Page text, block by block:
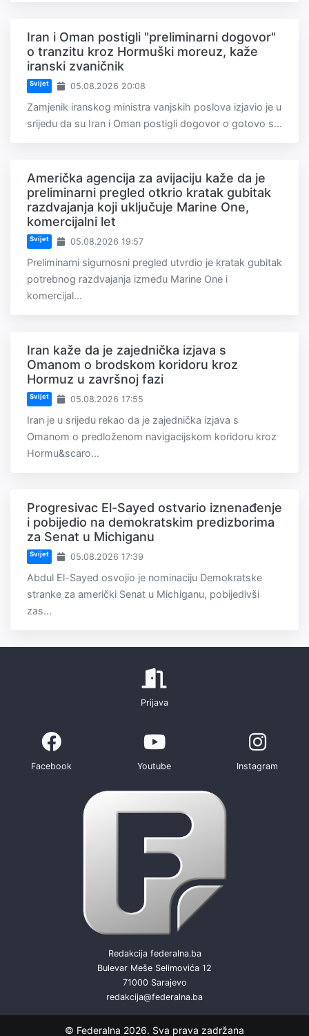
Iran i Oman postigli "preliminarni dogovor"
o tranzitu kroz Hormuški moreuz, kaže
iranski zvaničnik
Svijet 05.08.2026 20:08
Zamjenik iranskog ministra vanjskih poslova izjavio je u
srijedu da su Iran i Oman postigli dogovor o gotovo s...
Američka agencija za avijaciju kaže da je
preliminarni pregled otkrio kratak gubitak
razdvajanja koji uključuje Marine One,
komercijalni let
Svijet 05.08.2026 19:57
Preliminarni sigurnosni pregled utvrdio je kratak gubitak
potrebnog razdvajanja između Marine One i
komercijal...
Iran kaže da je zajednička izjava s
Omanom o brodskom koridoru kroz
Hormuz u završnoj fazi
Svijet 05.08.2026 17:55
Iran je u srijedu rekao da je zajednička izjava s
Omanom o predloženom navigacijskom koridoru kroz
Hormu&scaro...
Progresivac El-Sayed ostvario iznenađenje
i pobijedio na demokratskim predizborima
za Senat u Michiganu
Svijet 05.08.2026 17:39
Abdul El-Sayed osvojio je nominaciju Demokratske
stranke za američki Senat u Michiganu, pobijedivši
zas...
Prijava
Facebook Youtube Instagram
Redakcija federalna.ba
Bulevar Meše Selimovića 12
71000 Sarajevo
redakcija@federalna.ba
© Federalna 2026. Sva prava zadržana